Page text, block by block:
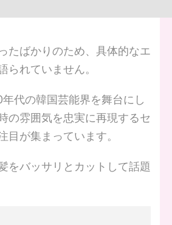
たばかりのため、具体的なエ
られていません。
代の韓国芸能界を舞台にし
の雰囲気を忠実に再現するセ
目が集まっています。
をバッサリとカットして話題